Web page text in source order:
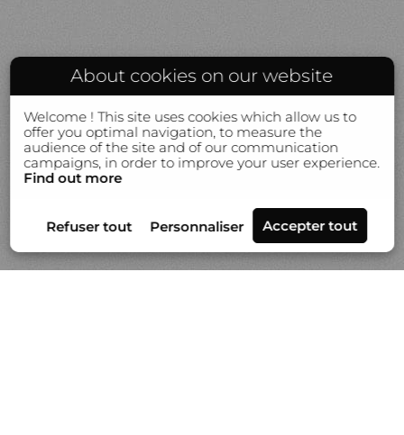
About cookies on our website
Welcome ! This site uses cookies which allow us to
offer you optimal navigation, to measure the
audience of the site and of our communication
campaigns, in order to improve your user experience.
Find out more